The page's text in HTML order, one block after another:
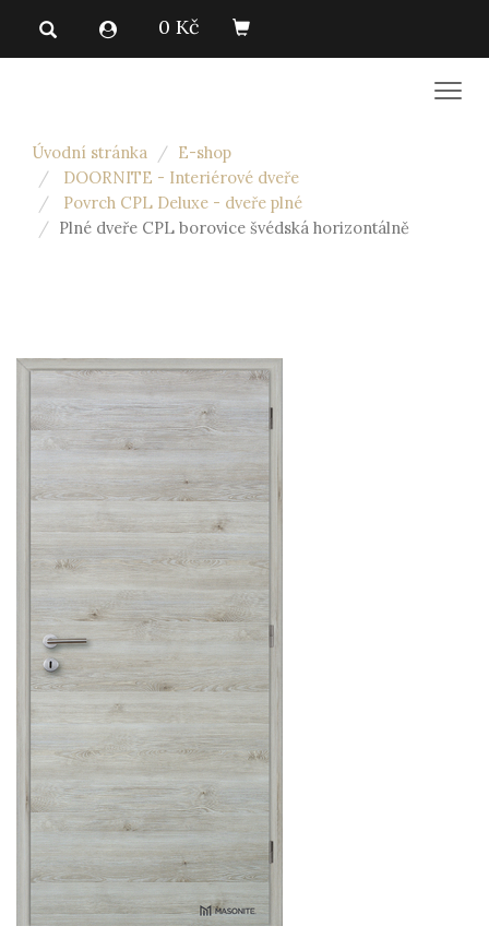
0 Kč
Úvodní stránka
E-shop
DOORNITE - Interiérové dveře
Povrch CPL Deluxe - dveře plné
Plné dveře CPL borovice švédská horizontálně